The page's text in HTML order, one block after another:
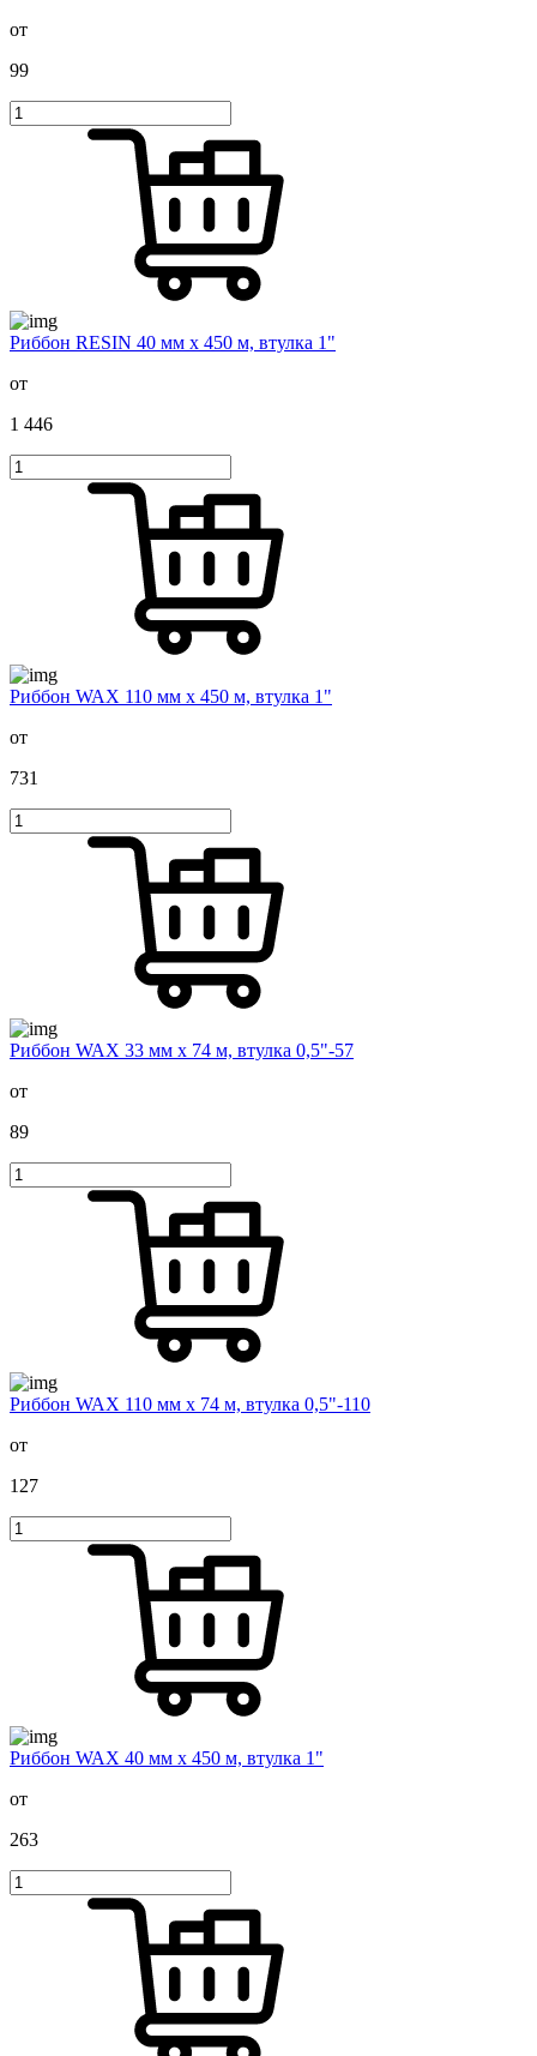
от
99
Риббон RESIN 40 мм х 450 м, втулка 1"
от
1 446
Риббон WAX 110 мм х 450 м, втулка 1"
от
731
Риббон WAX 33 мм х 74 м, втулка 0,5"-57
от
89
Риббон WAX 110 мм х 74 м, втулка 0,5"-110
от
127
Риббон WAX 40 мм х 450 м, втулка 1"
от
263